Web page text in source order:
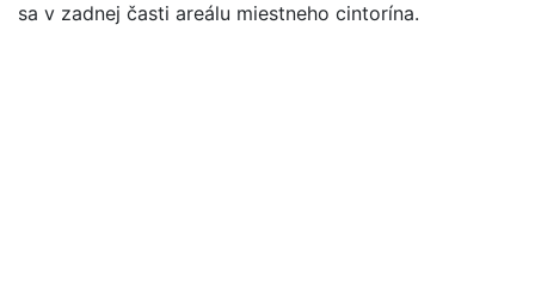
sa v zadnej časti areálu miestneho cintorína.